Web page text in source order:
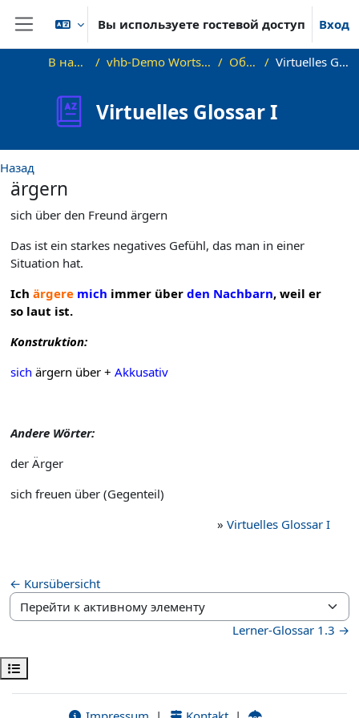
Перейти к основному содержанию
Боковая панель
Вы используете гостевой доступ Вход
Открыть оглавление курса
В начало vhb-Demo Wortschatz B1 Общее Virtuelles Glossar I
Virtuelles Glossar I
Назад
ärgern
sich über den Freund ärgern
Das ist ein starkes negatives Gefühl, das man in einer
Situation hat.
Ich ärgere mich immer über den Nachbarn, weil er
so laut ist.
Konstruktion:
sich ärgern über + Akkusativ
Andere Wörter:
der Ärger
sich freuen über (Gegenteil)
» Virtuelles Glossar I
← Kursübersicht
Перейти к активному элементу
Lerner-Glossar 1.3 →